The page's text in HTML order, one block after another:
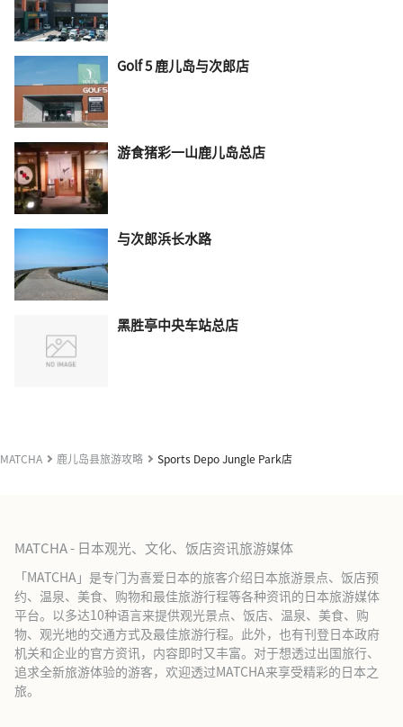
Golf 5 鹿儿岛与次郎店
游食猪彩一山鹿儿岛总店
与次郎浜长水路
黑胜亭中央车站总店
MATCHA 鹿儿岛县旅游攻略 Sports Depo Jungle Park店
MATCHA - 日本观光、文化、饭店资讯旅游媒体
「MATCHA」是专门为喜爱日本的旅客介绍日本旅游景点、饭店预
约、温泉、美食、购物和最佳旅游行程等各种资讯的日本旅游媒体
平台。以多达10种语言来提供观光景点、饭店、温泉、美食、购
物、观光地的交通方式及最佳旅游行程。此外，也有刊登日本政府
机关和企业的官方资讯，内容即时又丰富。对于想透过出国旅行、
追求全新旅游体验的游客，欢迎透过MATCHA来享受精彩的日本之
旅。